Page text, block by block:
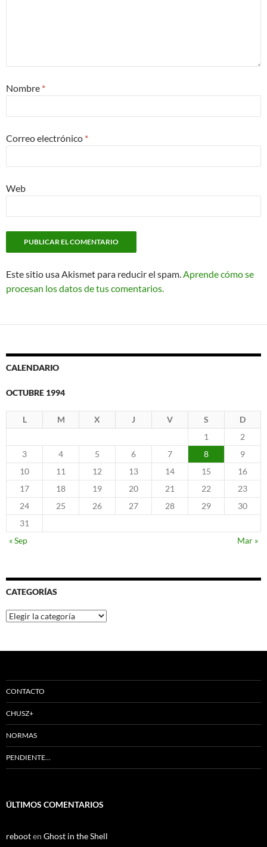
Nombre *
Correo electrónico *
Web
Este sitio usa Akismet para reducir el spam.Aprende cómo se
procesan los datos de tus comentarios.
CALENDARIO
OCTUBRE 1994
L M X J V S
D
1
2
3
4 5 6 7 8
9
10
11 12 13 14 15
16
17
18 19 20 21 22
23
24
25 26 27 28 29
30
31
« Sep
Mar »
CATEGORÍAS
Categorías
CONTACTO
CHUSZ+
NORMAS
PENDIENTE…
ÚLTIMOS COMENTARIOS
rebooten Ghost in the Shell